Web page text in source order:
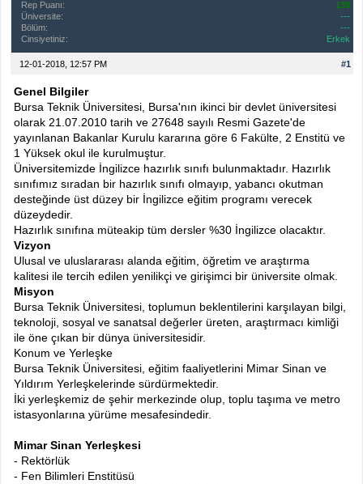
Rep Puanı:
139
Üniversite:
---
Bölüm:
---
Cinsiyetiniz:
Erkek
#1
12-01-2018, 12:57 PM
Genel Bilgiler
Bursa Teknik Üniversitesi, Bursa'nın ikinci bir devlet üniversitesi
olarak 21.07.2010 tarih ve 27648 sayılı Resmi Gazete'de
yayınlanan Bakanlar Kurulu kararına göre 6 Fakülte, 2 Enstitü ve
1 Yüksek okul ile kurulmuştur.
Üniversitemizde İngilizce hazırlık sınıfı bulunmaktadır. Hazırlık
sınıfımız sıradan bir hazırlık sınıfı olmayıp, yabancı okutman
desteğinde üst düzey bir İngilizce eğitim programı verecek
düzeydedir.
Hazırlık sınıfına müteakip tüm dersler %30 İngilizce olacaktır.
Vizyon
Ulusal ve uluslararası alanda eğitim, öğretim ve araştırma
kalitesi ile tercih edilen yenilikçi ve girişimci bir üniversite olmak.
Misyon
Bursa Teknik Üniversitesi, toplumun beklentilerini karşılayan bilgi,
teknoloji, sosyal ve sanatsal değerler üreten, araştırmacı kimliği
ile öne çıkan bir dünya üniversitesidir.
Konum ve Yerleşke
Bursa Teknik Üniversitesi, eğitim faaliyetlerini Mimar Sinan ve
Yıldırım Yerleşkelerinde sürdürmektedir.
İki yerleşkemiz de şehir merkezinde olup, toplu taşıma ve metro
istasyonlarına yürüme mesafesindedir.
Mimar Sinan Yerleşkesi
- Rektörlük
- Fen Bilimleri Enstitüsü